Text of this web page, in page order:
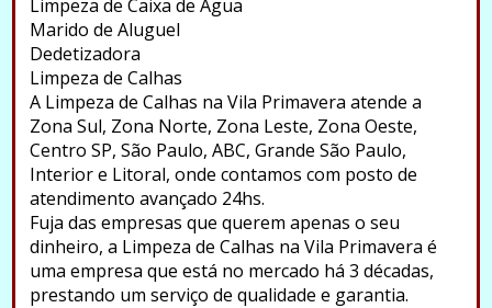
Limpeza de Caixa de Água
Marido de Aluguel
Dedetizadora
Limpeza de Calhas
A Limpeza de Calhas na Vila Primavera atende a
Zona Sul, Zona Norte, Zona Leste, Zona Oeste,
Centro SP, São Paulo, ABC, Grande São Paulo,
Interior e Litoral, onde contamos com posto de
atendimento avançado 24hs.
Fuja das empresas que querem apenas o seu
dinheiro, a Limpeza de Calhas na Vila Primavera é
uma empresa que está no mercado há 3 décadas,
prestando um serviço de qualidade e garantia.